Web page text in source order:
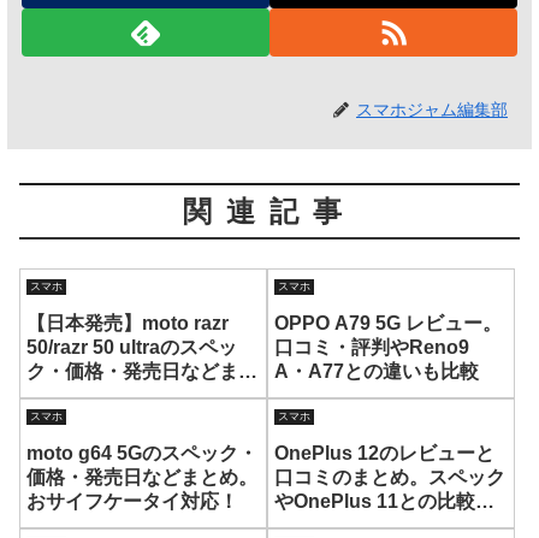
スマホジャム編集部
関連記事
スマホ
【日本発売】moto razr
50/razr 50 ultraのスペッ
ク・価格・発売日などまと
め
スマホ
OPPO A79 5G レビュー。
口コミ・評判やReno9
A・A77との違いも比較
スマホ
moto g64 5Gのスペック・
価格・発売日などまとめ。
おサイフケータイ対応！
スマホ
OnePlus 12のレビューと
口コミのまとめ。スペック
やOnePlus 11との比較、
購入方法なども紹介